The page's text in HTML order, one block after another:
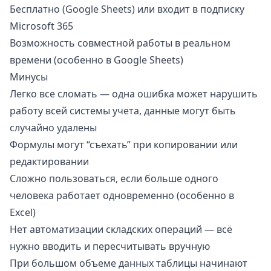
Бесплатно (Google Sheets) или входит в подписку
Microsoft 365
Возможность совместной работы в реальном
времени (особенно в Google Sheets)
Минусы
Легко все сломать — одна ошибка может нарушить
работу всей системы учета, данные могут быть
случайно удалены
Формулы могут “съехать” при копировании или
редактировании
Сложно пользоваться, если больше одного
человека работает одновременно (особенно в
Excel)
Нет автоматизации складских операций — всё
нужно вводить и пересчитывать вручную
При большом объеме данных таблицы начинают